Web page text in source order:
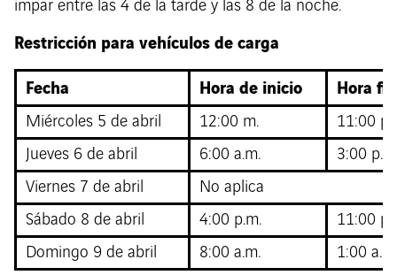
impar entre las 4 de la tarde y las 8 de la noche.
Restricción para vehículos de carga
Fecha
Hora de inicio Hora
Miércoles 5 de abril 12:00 m.
11:00
Jueves 6 de abril
6:00 a.m.
3:00
Viernes 7 de abril
No aplica
Sábado 8 de abril
4:00 p.m.
11:00
Domingo 9 de abril
8:00 a.m. 1:00